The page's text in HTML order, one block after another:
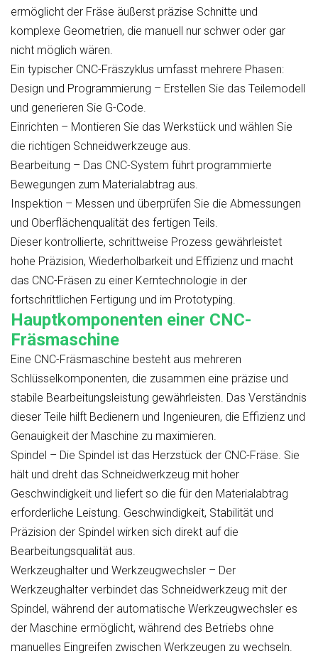
ermöglicht der Fräse äußerst präzise Schnitte und
komplexe Geometrien, die manuell nur schwer oder gar
nicht möglich wären.
Ein typischer CNC-Fräszyklus umfasst mehrere Phasen:
Design und Programmierung – Erstellen Sie das Teilemodell
und generieren Sie G-Code.
Einrichten – Montieren Sie das Werkstück und wählen Sie
die richtigen Schneidwerkzeuge aus.
Bearbeitung – Das CNC-System führt programmierte
Bewegungen zum Materialabtrag aus.
Inspektion – Messen und überprüfen Sie die Abmessungen
und Oberflächenqualität des fertigen Teils.
Dieser kontrollierte, schrittweise Prozess gewährleistet
hohe Präzision, Wiederholbarkeit und Effizienz und macht
das CNC-Fräsen zu einer Kerntechnologie in der
fortschrittlichen Fertigung und im Prototyping.
Hauptkomponenten einer CNC-
Fräsmaschine
Eine CNC-Fräsmaschine besteht aus mehreren
Schlüsselkomponenten, die zusammen eine präzise und
stabile Bearbeitungsleistung gewährleisten. Das Verständnis
dieser Teile hilft Bedienern und Ingenieuren, die Effizienz und
Genauigkeit der Maschine zu maximieren.
Spindel – Die Spindel ist das Herzstück der CNC-Fräse. Sie
hält und dreht das Schneidwerkzeug mit hoher
Geschwindigkeit und liefert so die für den Materialabtrag
erforderliche Leistung. Geschwindigkeit, Stabilität und
Präzision der Spindel wirken sich direkt auf die
Bearbeitungsqualität aus.
Werkzeughalter und Werkzeugwechsler – Der
Werkzeughalter verbindet das Schneidwerkzeug mit der
Spindel, während der automatische Werkzeugwechsler es
der Maschine ermöglicht, während des Betriebs ohne
manuelles Eingreifen zwischen Werkzeugen zu wechseln.